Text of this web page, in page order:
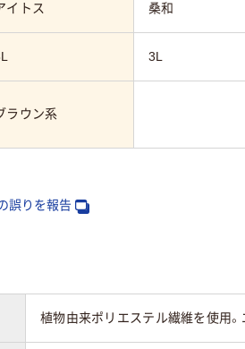
イトス 桑和
3L
ラウン系
誤りを報告
植物由来ポリエステル繊維を使用。